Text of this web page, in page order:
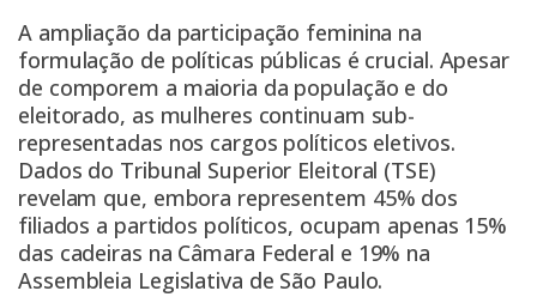
A ampliação da participação feminina na
formulação de políticas públicas é crucial. Apesar
de comporem a maioria da população e do
eleitorado, as mulheres continuam sub-
representadas nos cargos políticos eletivos.
Dados do Tribunal Superior Eleitoral (TSE)
revelam que, embora representem 45% dos
filiados a partidos políticos, ocupam apenas 15%
das cadeiras na Câmara Federal e 19% na
Assembleia Legislativa de São Paulo.